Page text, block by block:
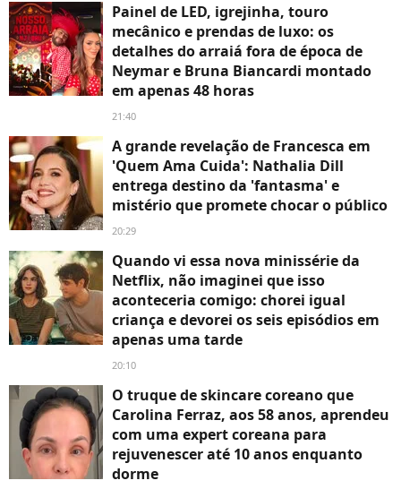
Painel de LED, igrejinha, touro
mecânico e prendas de luxo: os
detalhes do arraiá fora de época de
Neymar e Bruna Biancardi montado
em apenas 48 horas
21:40
A grande revelação de Francesca em
'Quem Ama Cuida': Nathalia Dill
entrega destino da 'fantasma' e
mistério que promete chocar o público
20:29
Quando vi essa nova minissérie da
Netflix, não imaginei que isso
aconteceria comigo: chorei igual
criança e devorei os seis episódios em
apenas uma tarde
20:10
O truque de skincare coreano que
Carolina Ferraz, aos 58 anos, aprendeu
com uma expert coreana para
rejuvenescer até 10 anos enquanto
dorme